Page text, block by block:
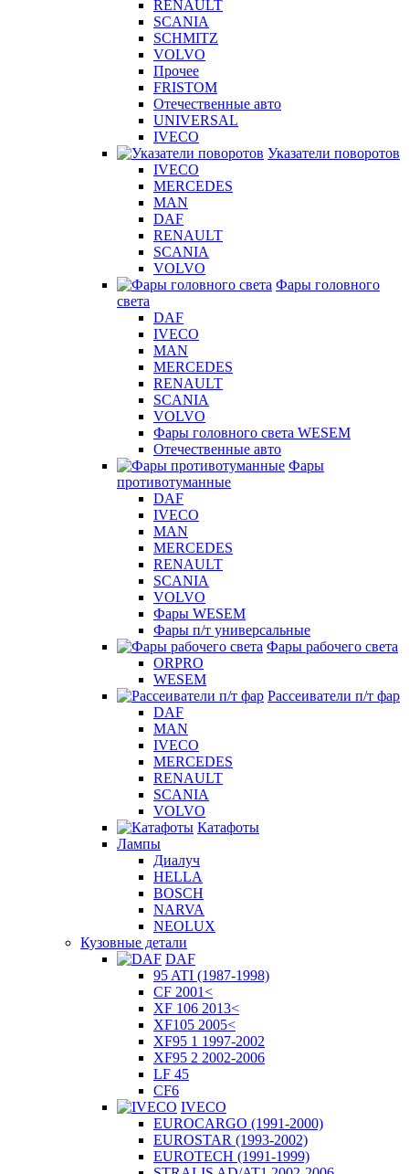
RENAULT
SCANIA
SCHMITZ
VOLVO
Прочее
FRISTOM
Отечественные авто
UNIVERSAL
IVECO
Указатели поворотов
IVECO
MERCEDES
MAN
DAF
RENAULT
SCANIA
VOLVO
Фары головного
света
DAF
IVECO
MAN
MERCEDES
RENAULT
SCANIA
VOLVO
Фары головного света WESEM
Отечественные авто
Фары
противотуманные
DAF
IVECO
MAN
MERCEDES
RENAULT
SCANIA
VOLVO
Фары WESEM
Фары п/т универсальные
Фары рабочего света
ORPRO
WESEM
Рассеиватели п/т фар
DAF
MAN
IVECO
MERCEDES
RENAULT
SCANIA
VOLVO
Катафоты
Лампы
Диалуч
HELLA
BOSCH
NARVA
NEOLUX
Кузовные детали
DAF
95 ATI (1987-1998)
CF 2001<
XF 106 2013<
XF105 2005<
XF95 1 1997-2002
XF95 2 2002-2006
LF 45
CF6
IVECO
EUROCARGO (1991-2000)
EUROSTAR (1993-2002)
EUROTECH (1991-1999)